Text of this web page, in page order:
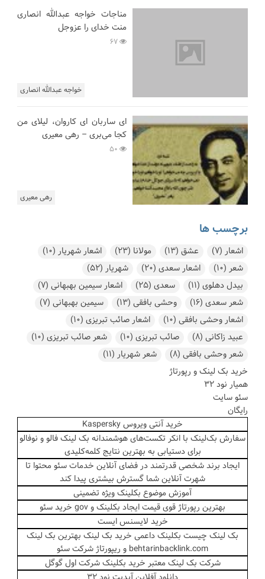
خواجه عبدالله انصاری
مناجات خواجه عبدالله انصاری
منت خدای را عزوجل
رهی معیری
ای ساربان ای کاروان، لیلای من
کجا می‌بری – رهی معیری
برچسب ها
اشعار(7) عشق(13) مولانا (23) اشعار شهریار(10)
شعر(10) اشعار سعدی(20) شهریار(52)
بیدل دهلوی(11) سعدی(25) اشعار سیمین بهبهانی(7)
شعر سعدی(16) وحشی بافقی(13) سیمین بهبهانی(7)
اشعار وحشی بافقی(10) اشعار صائب تبریزی(10)
عبید زاکانی(8) صائب تبریزی(10) شعر صائب تبریزی(10)
شعر وحشی بافقی(8) شعر شهریار(11)
خرید بک لینک و رپورتاژ
همیار نود 32
سئو سایت
رایگان
خرید آنتی ویروس Kaspersky
سفارش بک‌لینک با انکر تکست‌های هوشمندانه بک لینک فالو و نوفالو
برای دستیابی به بهترین نتایج کلمه‌کلیدی
ایجاد برند شخصی قدرتمند در فضای آنلاین خدمات سئو محتوا تا
شهرت آنلاین شما گسترش بیشتری پیدا کند
آموزش موضوع بکلینکویژه تضمینی
بهترین رپورتاژ قویقیمت ایجاد بکلینکو gov خرید سئو
خرید لایسنس ایست
بک لینک چیست بکلینک داعمی خرید بک لینک بهترین بک لینک
behtarinbacklink.com و ریپورتاژ شرکت سئو
شرکت بک لینک معتبر خرید بکلینکشرکت اول گوگل